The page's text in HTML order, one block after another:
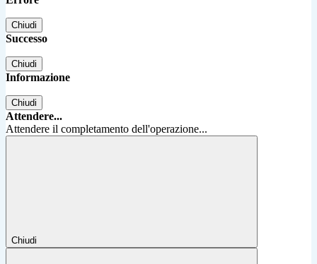
Chiudi
Successo
Chiudi
Informazione
Chiudi
Attendere...
Attendere il completamento dell'operazione...
Chiudi